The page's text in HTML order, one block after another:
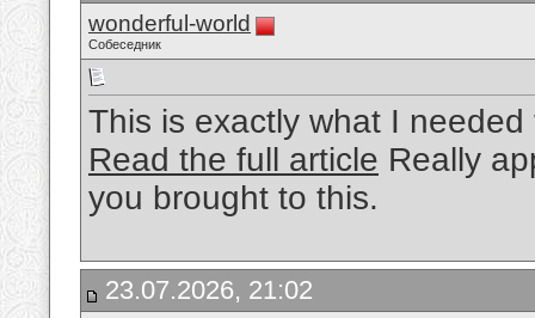
wonderful-world
Собеседник
This is exactly what I
Read the full article Really
you brought to this.
23.07.2026, 21:02